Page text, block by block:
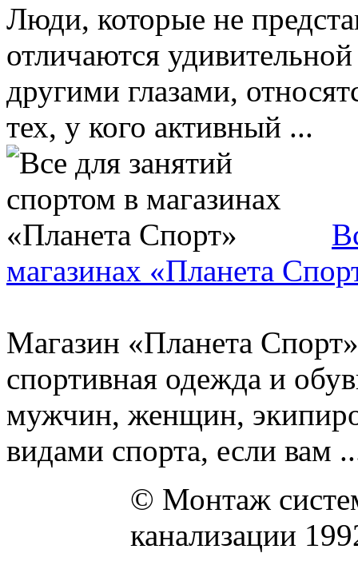
Люди, которые не
отличаются
другими глазами,
тех, у кого активный ...
магазинах «Планета
Магазин «Планета
спортивная одежда и
мужчин, женщин,
видами спорта, если вам
© Монтаж
канализации